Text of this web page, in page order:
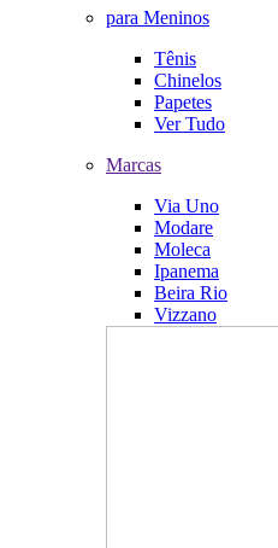
para Meninos
Tênis
Chinelos
Papetes
Ver Tudo
Marcas
Via Uno
Modare
Moleca
Ipanema
Beira Rio
Vizzano